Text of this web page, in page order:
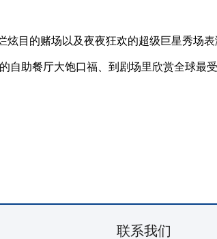
炫目的赌场以及夜夜狂欢的超级巨星秀
自助餐厅大饱口福、到剧场里欣赏全球
联系我们